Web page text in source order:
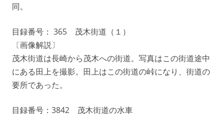
同。
目録番号： 365 茂木街道（１）
〔画像解説〕
茂木街道は長崎から茂木への街道。写真はこの街道途中
にある田上を撮影。田上はこの街道の峠になり、街道の
要所であった。
目録番号：3842 茂木街道の水車